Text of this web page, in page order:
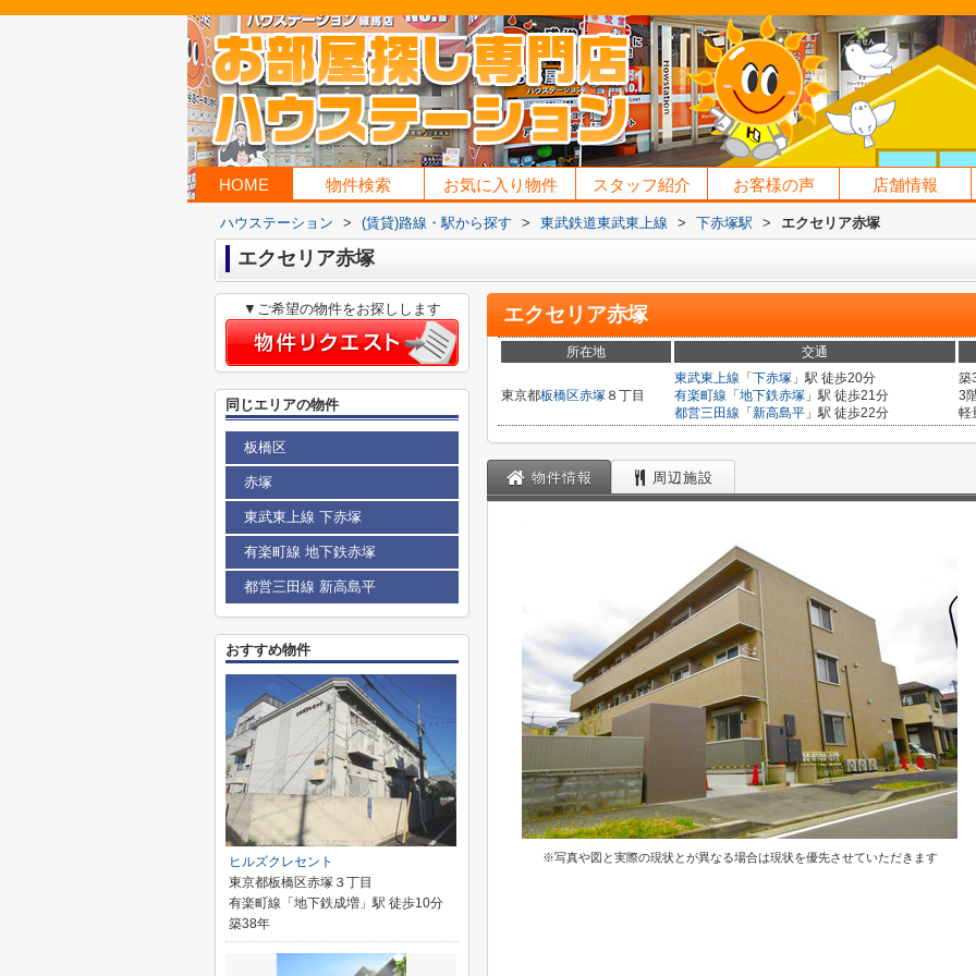
HOME 物件検索 お気に入り物件 スタッフ紹介 お客様の声 店舗情報
ハウステーション > (賃貸)路線・駅から探す > 東武鉄道東武東上線 > 下赤塚駅 > エクセリア赤塚
エクセリア赤塚
エクセリア赤塚
所在地 交通
東京都板橋区赤塚 ８丁目
東武東上線 「 下赤塚 」駅 徒歩20分
有楽町線 「 地下鉄赤塚 」駅 徒歩21分
都営三田線 「 新高島平 」駅 徒歩22分
築
3
軽
物件情報 周辺施設
※写真や図と実際の現状とが異なる場合は現状を優先させていただきます
▼ご希望の物件をお探しします
同じエリアの物件
板橋区
赤塚
東武東上線 下赤塚
有楽町線 地下鉄赤塚
都営三田線 新高島平
おすすめ物件
ヒルズクレセント
東京都板橋区赤塚３丁目
有楽町線「地下鉄成増」駅 徒歩10分
築38年